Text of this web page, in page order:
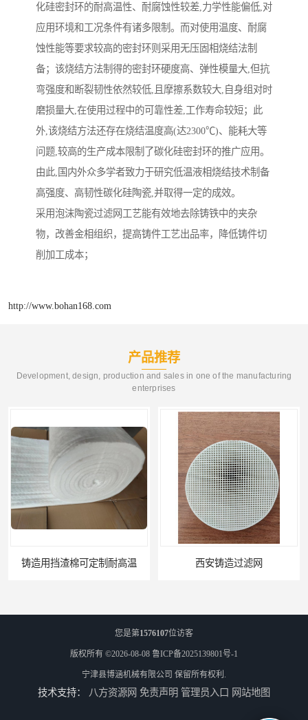
化硅密封环的耐高温性、耐腐蚀性较差,力学性能偏低,对
应用环境和工况条件有诸多限制。而对使用温度、耐腐
蚀性能等要求较高的密封环则采用无压固相烧结法制
备；该烧结方法制得的密封环硬度高、弹性模量大,但抗
弯强度和断裂韧性依然较低,且摩擦系数较大,自身组对时
磨损量大,在使用过程中的可靠性差,工作寿命较短；此
外,该烧结方法还存在烧结温度高(达2300℃)、能耗大等
问题,较高的生产成本限制了碳化硅密封环的推广应用。
由此,国内外众多学者致力于研究低温液相烧结技术制备
高强度、高韧性碳化硅陶瓷,并取得一定的成效。
采用泡沫陶瓷过滤网工艺能有效地去除铸铁中的夹杂
物，改善金相组织，提高铸件工艺出品率，降低铸件切
削加工成本；
http://www.bohan168.com
产品推荐
Development, design, production and sales in one of the manufacturing
enterprises
西安铸造过滤网 延安铸造过滤网
您是第1576107位访客
版权所有 ©2026-08-08 鲁ICP备2025139801号-1
宁津县博涵机械有限公司 保留所有权利.
技术支持： 八方资源网 免责声明 管理员入口 网站地图